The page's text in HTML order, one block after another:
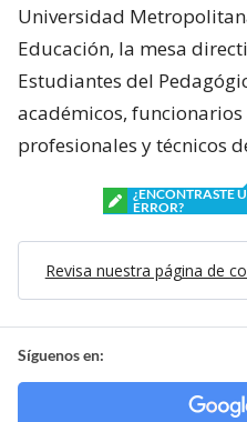
Universidad
Educación, la mesa
Estudiantes del
académicos,
profesionales y técnicos
¿ENCONTRASTE
ERROR?
Revisa nuestra página de
Síguenos en: